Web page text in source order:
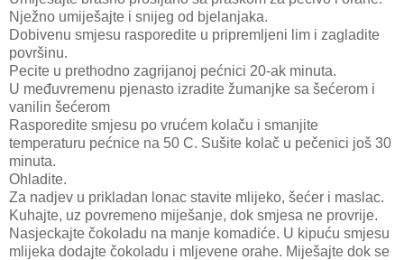
Nježno umiješajte i snijeg od bjelanjaka.
Dobivenu smjesu rasporedite u pripremljeni lim i zagladite
površinu.
Pecite u prethodno zagrijanoj pećnici 20-ak minuta.
U međuvremenu pjenasto izradite žumanjke sa šećerom i
vanilin šećerom
Rasporedite smjesu po vrućem kolaču i smanjite
temperaturu pećnice na 50 C. Sušite kolač u pečenici još 30
minuta.
Ohladite.
Za nadjev u prikladan lonac stavite mlijeko, šećer i maslac.
Kuhajte, uz povremeno miješanje, dok smjesa ne provrije.
Nasjeckajte čokoladu na manje komadiće. U kipuću smjesu
mlijeka dodajte čokoladu i mljevene orahe. Miješajte dok se